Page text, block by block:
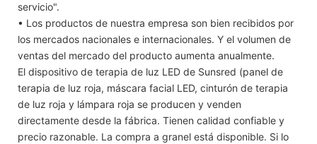
servicio".
• Los productos de nuestra empresa son bien recibidos por
los mercados nacionales e internacionales. Y el volumen de
ventas del mercado del producto aumenta anualmente.
El dispositivo de terapia de luz LED de Sunsred (panel de
terapia de luz roja, máscara facial LED, cinturón de terapia
de luz roja y lámpara roja se producen y venden
directamente desde la fábrica. Tienen calidad confiable y
precio razonable. La compra a granel está disponible. Si lo